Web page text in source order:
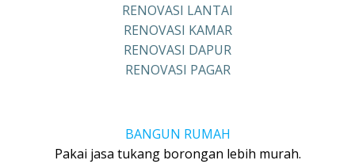
RENOVASI LANTAI
RENOVASI KAMAR
RENOVASI DAPUR
RENOVASI PAGAR
BANGUN RUMAH
Pakai jasa tukang borongan lebih murah.